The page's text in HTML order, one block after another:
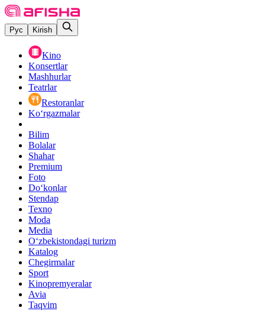
Рус Kirish
Kino
Konsertlar
Mashhurlar
Teatrlar
Restoranlar
Ko‘rgazmalar
Bilim
Bolalar
Shahar
Premium
Foto
Do‘konlar
Stendap
Texno
Moda
Media
O‘zbekistondagi turizm
Katalog
Chegirmalar
Sport
Kinopremyeralar
Avia
Taqvim